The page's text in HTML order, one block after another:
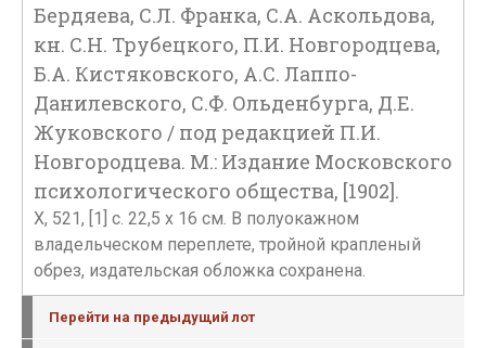
Бердяева, С.Л. Франка, С.А. Аскольдова,
кн. С.Н. Трубецкого, П.И. Новгородцева,
Б.А. Кистяковского, А.С. Лаппо-
Данилевского, С.Ф. Ольденбурга, Д.Е.
Жуковского / под редакцией П.И.
Новгородцева. М.: Издание Московского
психологического общества, [1902].
X, 521, [1] с. 22,5 х 16 см. В полуокажном
владельческом переплете, тройной крапленый
обрез, издательская обложка сохранена.
Перейти на предыдущий лот